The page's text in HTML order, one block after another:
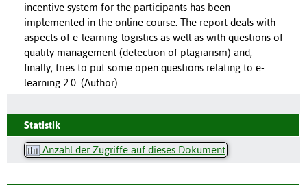
incentive system for the participants has been
implemented in the online course. The report deals with
aspects of e-learning-logistics as well as with questions of
quality management (detection of plagiarism) and,
finally, tries to put some open questions relating to e-
learning 2.0. (Author)
Statistik
Anzahl der Zugriffe auf dieses Dokument